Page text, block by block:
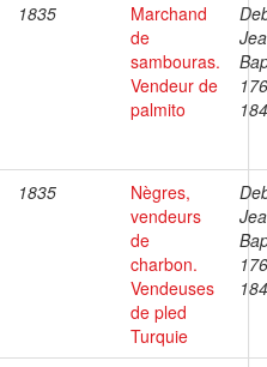
1835
Marchand
de
sambouras.
Vendeur de
palmito
1835
Nègres,
vendeurs
de
charbon.
Vendeuses
de pled
Turquie